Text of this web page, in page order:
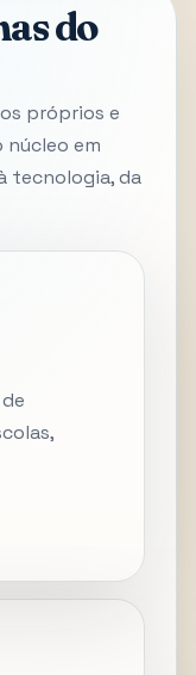
do
próprios e
em
tecnologia, da